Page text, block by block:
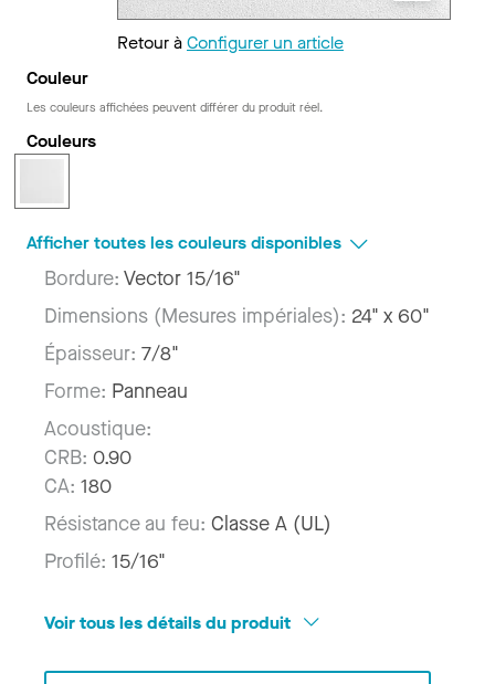
Retour àConfigurer un article
Couleur
Les couleurs affichées peuvent différer du produit réel.
Couleurs
Afficher toutes les couleurs disponibles
Bordure: Vector 15/16"
Dimensions (Mesures impériales): 24" x 60"
Épaisseur: 7/8"
Forme: Panneau
Acoustique:
CRB: 0.90
CA: 180
Résistance au feu: Classe A (UL)
Profilé: 15/16"
Voir tous les détails du produit